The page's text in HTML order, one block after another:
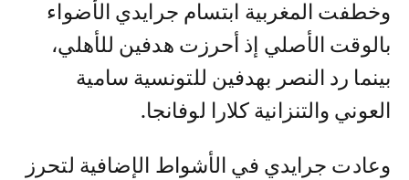
وخطفت المغربية ابتسام جرايدي الأضواء
بالوقت الأصلي إذ أحرزت هدفين للأهلي،
بينما رد النصر بهدفين للتونسية سامية
العوني والتنزانية كلارا لوفانجا.
وعادت جرايدي في الأشواط الإضافية لتحرز